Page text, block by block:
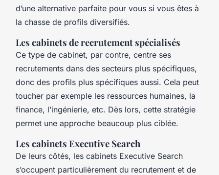
d’une alternative parfaite pour vous si vous êtes à
la chasse de profils diversifiés.
Les cabinets de recrutement spécialisés
Ce type de cabinet, par contre, centre ses
recrutements dans des secteurs plus spécifiques,
donc des profils plus spécifiques aussi. Cela peut
toucher par exemple les ressources humaines, la
finance, l’ingénierie, etc. Dès lors, cette stratégie
permet une approche beaucoup plus ciblée.
Les cabinets Executive Search
De leurs côtés, les cabinets Executive Search
s’occupent particulièrement du recrutement et de